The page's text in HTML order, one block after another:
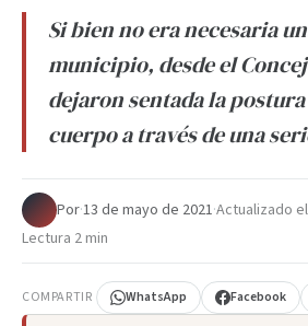
Si bien no era necesaria
municipio, desde el
dejaron sentada la
cuerpo a través de una
Por·13 de mayo de 2021·Actualizado el
Lectura 2 min
COMPARTIR WhatsApp Facebook